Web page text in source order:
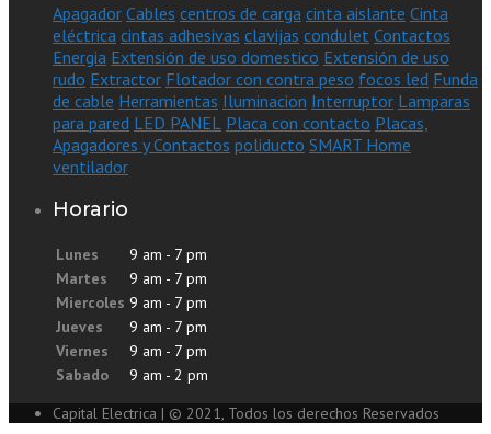
Apagador Cables centros de carga cinta aislante Cinta
eléctrica cintas adhesivas clavijas condulet Contactos
Energia Extensión de uso domestico Extensión de uso
rudo Extractor Flotador con contra peso focos led Funda
de cable Herramientas Iluminacion Interruptor Lamparas
para pared LED PANEL Placa con contacto Placas,
Apagadores y Contactos poliducto SMART Home
ventilador
Horario
Lunes
9 am - 7 pm
Martes
9 am - 7 pm
Miercoles 9 am - 7 pm
Jueves
9 am - 7 pm
Viernes
9 am - 7 pm
Sabado
9 am - 2 pm
Capital Electrica | © 2021, Todos los derechos Reservados